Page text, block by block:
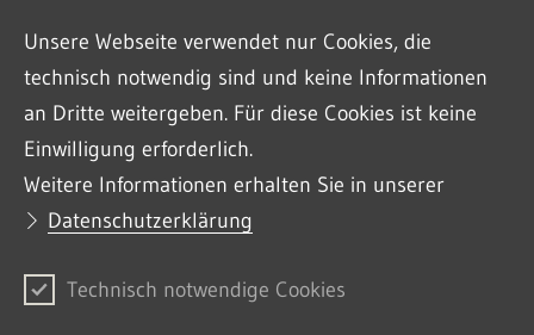
Unsere Webseite verwendet nur Cookies, die
technisch notwendig sind und keine Informationen
an Dritte weitergeben. Für diese Cookies ist keine
Einwilligung erforderlich.
Weitere Informationen erhalten Sie in unserer
Datenschutzerklärung
Technisch notwendige Cookies